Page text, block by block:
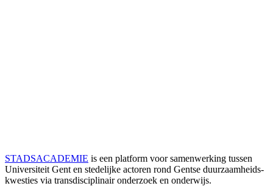
STADSACADEMIE is een platform voor samenwerking tussen
Universiteit Gent en stedelijke actoren rond Gentse duurzaamheids­
kwesties via transdisciplinair onderzoek en onderwijs.